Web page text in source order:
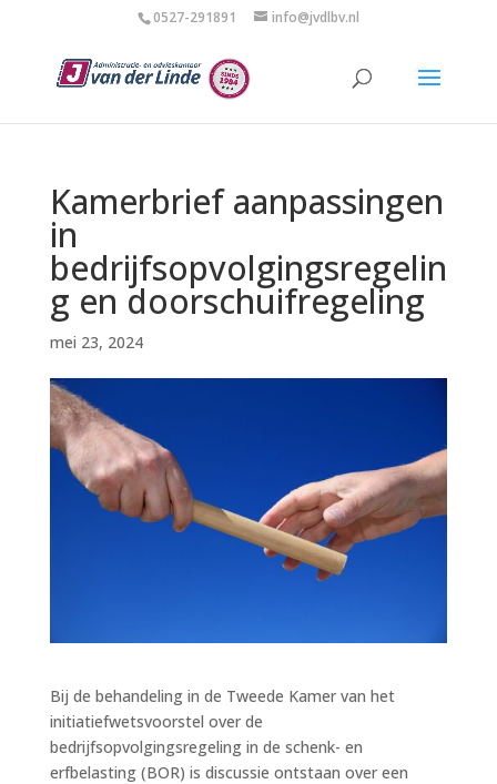
0527-291891 info@jvdlbv.nl
Kamerbrief aanpassingen
in
bedrijfsopvolgingsregelin
g en doorschuifregeling
mei 23, 2024
Bij de behandeling in de Tweede Kamer van het
initiatiefwetsvoorstel over de
bedrijfsopvolgingsregeling in de schenk- en
erfbelasting (BOR) is discussie ontstaan over een